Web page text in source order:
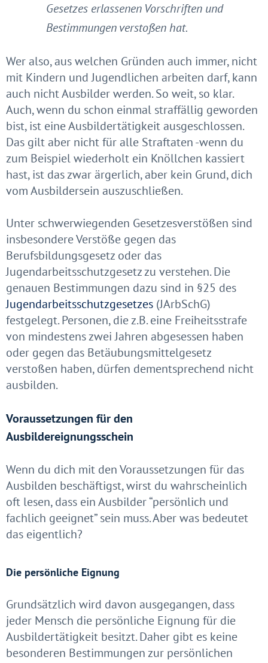
Gesetzes erlassenen Vorschriften und
Bestimmungen verstoßen hat.
Wer also, aus welchen Gründen auch immer, nicht
mit Kindern und Jugendlichen arbeiten darf, kann
auch nicht Ausbilder werden. So weit, so klar.
Auch, wenn du schon einmal straffällig geworden
bist, ist eine Ausbildertätigkeit ausgeschlossen.
Das gilt aber nicht für alle Straftaten -wenn du
zum Beispiel wiederholt ein Knöllchen kassiert
hast, ist das zwar ärgerlich, aber kein Grund, dich
vom Ausbildersein auszuschließen.
Unter schwerwiegenden Gesetzesverstößen sind
insbesondere Verstöße gegen das
Berufsbildungsgesetz oder das
Jugendarbeitsschutzgesetz zu verstehen. Die
genauen Bestimmungen dazu sind in §25 des
Jugendarbeitsschutzgesetzes (JArbSchG)
festgelegt. Personen, die z.B. eine Freiheitsstrafe
von mindestens zwei Jahren abgesessen haben
oder gegen das Betäubungsmittelgesetz
verstoßen haben, dürfen dementsprechend nicht
ausbilden.
Voraussetzungen für den
Ausbildereignungsschein
Wenn du dich mit den Voraussetzungen für das
Ausbilden beschäftigst, wirst du wahrscheinlich
oft lesen, dass ein Ausbilder “persönlich und
fachlich geeignet” sein muss. Aber was bedeutet
das eigentlich?
Die persönliche Eignung
Grundsätzlich wird davon ausgegangen, dass
jeder Mensch die persönliche Eignung für die
Ausbildertätigkeit besitzt. Daher gibt es keine
besonderen Bestimmungen zur persönlichen